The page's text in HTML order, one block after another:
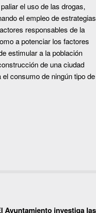
el uso de las drogas,
el empleo de estrategias
responsables de la
a potenciar los factores
estimular a la población
de una ciudad
consumo de ningún tipo de
Ayuntamiento investiga las